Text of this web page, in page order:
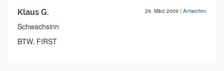
Klaus G. 29. März 2009 | Antworten
Schwachsinn
BTW. FIRST